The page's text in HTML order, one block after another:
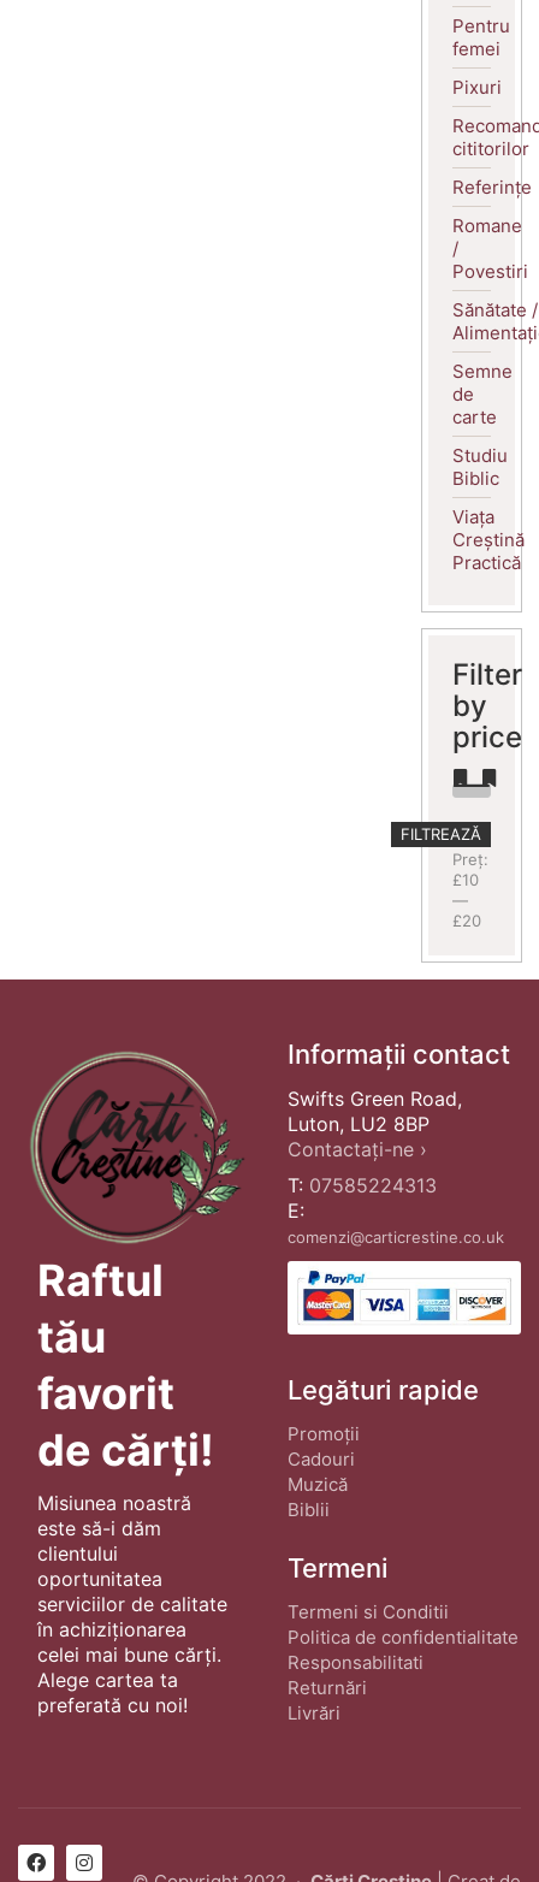
Pentru
femei
Pixuri
cititorilor
Referințe
Romane
/
Povestiri
Sănătate /
Semne
de
carte
Studiu
Biblic
Viața
Creștină
Practică
Filter
by
price
Preț
minim
Preț
maxim
FILTREAZĂ
Preț:
£10
—
£20
Raftul
tău
favorit
de cărți!
Misiunea noastră
este să-i dăm
clientului
oportunitatea
serviciilor de calitate
în achiziționarea
celei mai bune cărți.
Alege cartea ta
preferată cu noi!
Informații contact
Swifts Green Road,
Luton, LU2 8BP
Contactați-ne ›
T: 07585224313
E:
comenzi@carticrestine.co.uk
Legături rapide
Promoții
Cadouri
Muzică
Biblii
Termeni
Termeni si Conditii
Politica de confidentialitate
Responsabilitati
Returnări
Livrări